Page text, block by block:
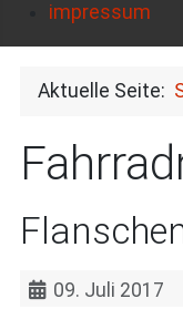
impressum
Aktuelle Seite:
09. Juli 2017